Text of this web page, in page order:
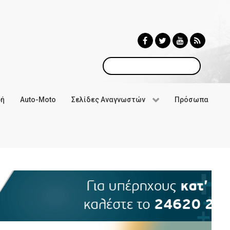
Αναζήτηση
Auto-Moto Σελίδες Αναγνωστών Πρόσωπα